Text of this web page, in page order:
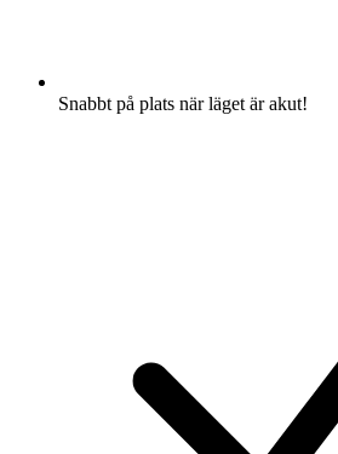
Snabbt på plats när läget är akut!